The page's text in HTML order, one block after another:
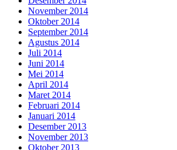
November 2014
Oktober 2014
September 2014
Agustus 2014
Juli 2014
Juni 2014
Mei 2014
April 2014
Maret 2014
Februari 2014
Januari 2014
Desember 2013
November 2013
Oktober 2013